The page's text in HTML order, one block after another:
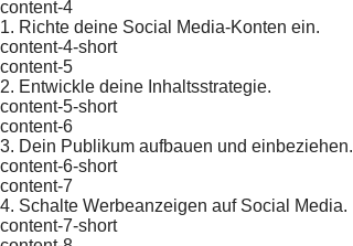
content-4
1. Richte deine Social Media-Konten ein.
content-4-short
content-5
2. Entwickle deine Inhaltsstrategie.
content-5-short
content-6
3. Dein Publikum aufbauen und einbeziehen.
content-6-short
content-7
4. Schalte Werbeanzeigen auf Social Media.
content-7-short